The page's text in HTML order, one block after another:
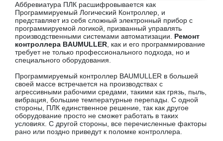
Аббревиатура ПЛК расшифровывается как
Программируемый Логический Контроллер, и
представляет из себя сложный электронный прибор с
программируемой логикой, призванный управлять
производственными системами автоматизации. Ремонт
контроллера BAUMULLER , как и его программирование
требует не только профессионального подхода, но и
специального оборудования.
Программируемый контроллер BAUMULLER в большей
своей массе встречается на производствах с
агрессивными рабочими средами, такими как грязь, пыль,
вибрация, большие температурные перепады. С одной
стороны, ПЛК единственное решение, так как другое
оборудование просто не сможет работать в таких
условиях. С другой стороны, все перечисленные факторы
рано или поздно приведут к поломке контроллера.